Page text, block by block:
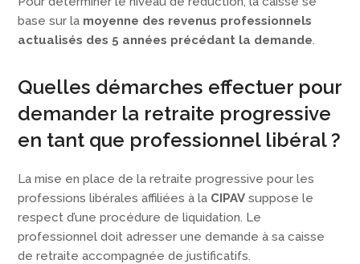
base sur la moyenne des revenus professionnels
actualisés des 5 années précédant la demande.
Quelles démarches effectuer pour
demander la retraite progressive
en tant que professionnel libéral ?
La mise en place de la retraite progressive pour les
professions libérales affiliées à la CIPAV suppose le
respect d’une procédure de liquidation. Le
professionnel doit adresser une demande à sa caisse
de retraite accompagnée de justificatifs.